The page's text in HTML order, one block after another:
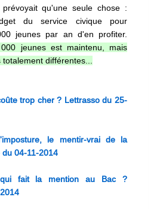
qu'une seule chose :
du service civique pour
jeunes par an d'en profiter.
jeunes est maintenu, mais
différentes...
trop cher ? Lettrasso du 25-
le mentir-vrai de la
04-11-2014
fait la mention au Bac ?